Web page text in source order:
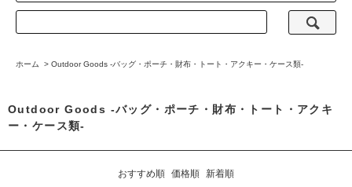
ホーム > Outdoor Goods -バッグ・ポーチ・財布・トート・アクキー・ケース類-
Outdoor Goods -バッグ・ポーチ・財布・トート・アクキ
ー・ケース類-
おすすめ順 価格順 新着順